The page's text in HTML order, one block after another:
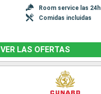
Room service las 24h
Comidas incluidas
VER LAS OFERTAS